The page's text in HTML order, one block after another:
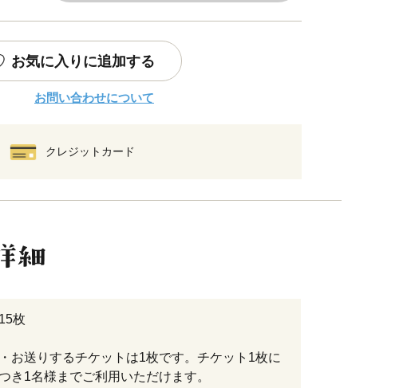
お気に入りに追加する
お問い合わせについて
クレジットカード
15枚
・お送りするチケットは1枚です。チケット1枚に
き1名様までご利用いただけます。